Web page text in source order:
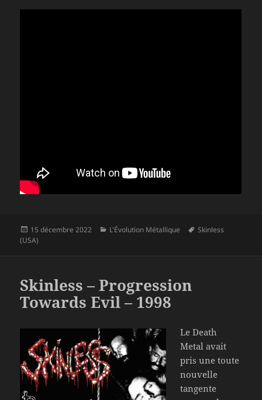
Publié
le
15 décembre 2022 Catégories
L'Évolution Métallique
Mots-
Skinless
(USA)
Skinless – Progression
Towards Evil – 1998
Le Death
Metal avait
pris une toute
nouvelle
tangente